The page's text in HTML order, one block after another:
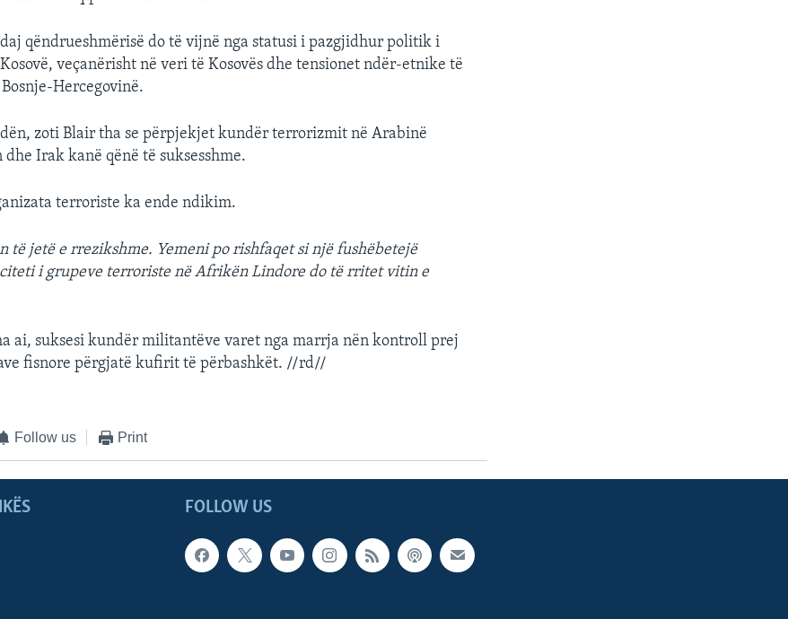
qëndrueshmërisë do të vijnë nga statusi i pazgjidhur politik i
veçanërisht në veri të Kosovës dhe tensionet ndër-etnike të
Hercegovinë.
zoti Blair tha se përpjekjet kundër terrorizmit në Arabinë
dhe Irak kanë qënë të suksesshme.
terroriste ka ende ndikim.
të jetë e rrezikshme. Yemeni po rishfaqet si një fushëbetejë
i grupeve terroriste në Afrikën Lindore do të rritet vitin e
ai, suksesi kundër militantëve varet nga marrja nën kontroll prej
fisnore përgjatë kufirit të përbashkët. //rd//
Follow us Print
FOLLOW US